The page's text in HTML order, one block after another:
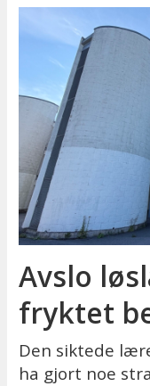
Avslo
fryktet
Den siktede
ha gjort noe